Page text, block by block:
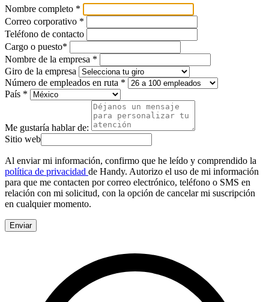
Nombre completo *
Correo corporativo *
Teléfono de contacto
Cargo o puesto*
Nombre de la empresa *
Giro de la empresa
Número de empleados en ruta *
País *
Me gustaría hablar de:
Sitio web
Al enviar mi información, confirmo que he leído y comprendido la
política de privacidad de Handy. Autorizo el uso de mi información
para que me contacten por correo electrónico, teléfono o SMS en
relación con mi solicitud, con la opción de cancelar mi suscripción
en cualquier momento.
Enviar